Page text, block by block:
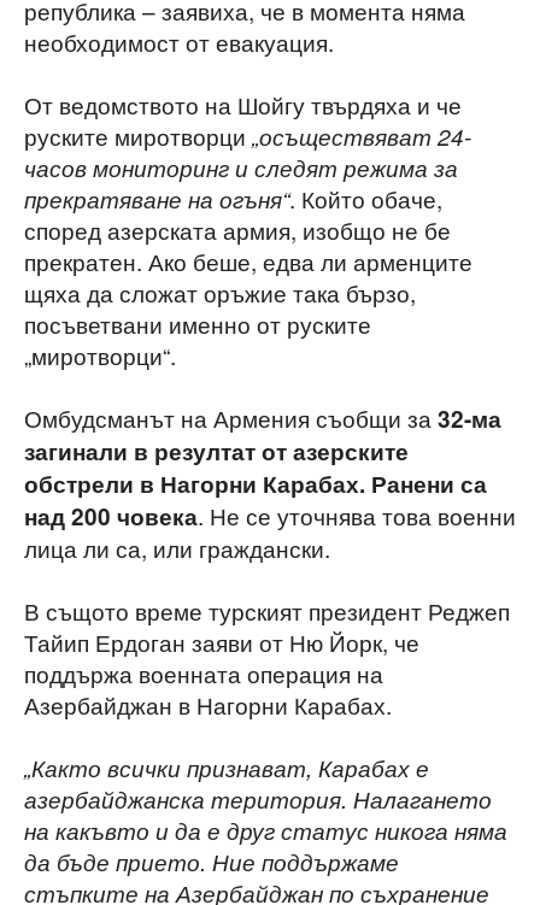
република – заявиха, че в момента няма
необходимост от евакуация.
От ведомството на Шойгу твърдяха и че
руските миротворци „осъществяват 24-
часов мониторинг и следят режима за
прекратяване на огъня“. Който обаче,
според азерската армия, изобщо не бе
прекратен. Ако беше, едва ли арменците
щяха да сложат оръжие така бързо,
посъветвани именно от руските
„миротворци“.
Омбудсманът на Армения съобщи за 32-ма
загинали в резултат от азерските
обстрели в Нагорни Карабах. Ранени са
над 200 човека. Не се уточнява това военни
лица ли са, или граждански.
В същото време турският президент Реджеп
Тайип Ердоган заяви от Ню Йорк, че
поддържа военната операция на
Азербайджан в Нагорни Карабах.
„Както всички признават, Карабах е
азербайджанска територия. Налагането
на какъвто и да е друг статус никога няма
да бъде прието. Ние поддържаме
стъпките на Азербайджан по съхранение